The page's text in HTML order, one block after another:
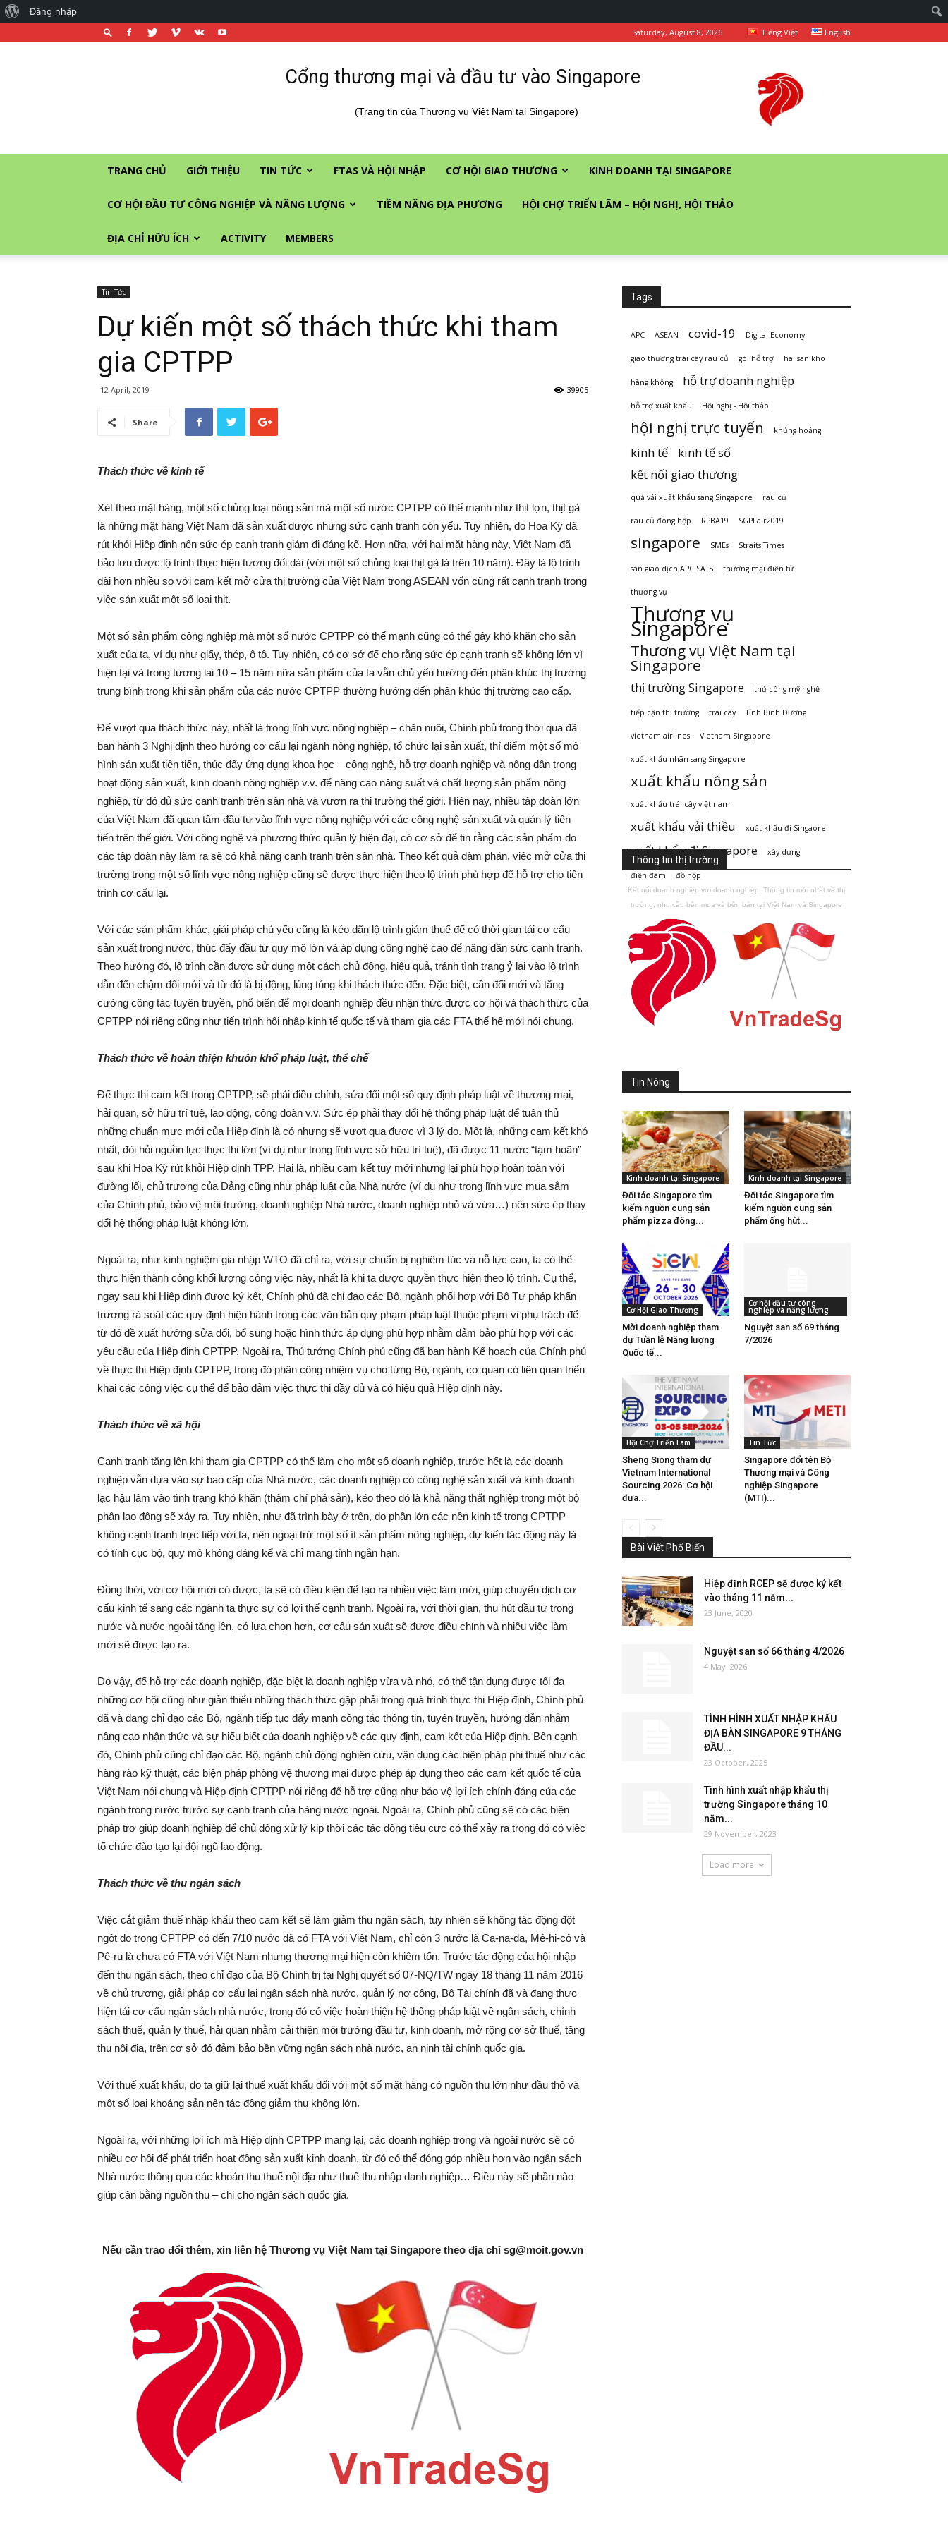
Saturday, August 8, 2026 Tiếng Việt English
vào
Singapore
Cổng thương mại và đầu tư vào Singapore
(Trang tin của Thương vụ Việt Nam tại Singapore)
TRANG CHỦ GIỚI THIỆU TIN TỨC FTAS VÀ HỘI NHẬP CƠ HỘI GIAO THƯƠNG KINH DOANH TẠI SINGAPORE
CƠ HỘI ĐẦU TƯ CÔNG NGHIỆP VÀ NĂNG LƯỢNG TIỀM NĂNG ĐỊA PHƯƠNG HỘI CHỢ TRIỂN LÃM – HỘI NGHỊ, HỘI THẢO
ĐỊA CHỈ HỮU ÍCH ACTIVITY MEMBERS
Tin Tức
Dự kiến một số thách thức khi tham
gia CPTPP
12 April, 2019 39905
Share
Thách thức về kinh tế
Xét theo mặt hàng, một số chủng loại nông sản mà một số nước CPTPP có thế mạnh như thịt lợn, thịt gà
là những mặt hàng Việt Nam đã sản xuất được nhưng sức cạnh tranh còn yếu. Tuy nhiên, do Hoa Kỳ đã
rút khỏi Hiệp định nên sức ép cạnh tranh giảm đi đáng kể. Hơn nữa, với hai mặt hàng này, Việt Nam đã
bảo lưu được lộ trình thực hiện tương đối dài (với một số chủng loại thịt gà là trên 10 năm). Đây là lộ trình
dài hơn nhiều so với cam kết mở cửa thị trường của Việt Nam trong ASEAN vốn cũng rất cạnh tranh trong
việc sản xuất một số loại thịt.
Một số sản phẩm công nghiệp mà một số nước CPTPP có thế mạnh cũng có thể gây khó khăn cho sản
xuất của ta, ví dụ như giấy, thép, ô tô. Tuy nhiên, có cơ sở để cho rằng sức ép cạnh tranh sẽ không lớn vì
hiện tại và trong tương lai 10 – 15 năm nữa sản phẩm của ta vẫn chủ yếu hướng đến phân khúc thị trường
trung bình trong khi sản phẩm của các nước CPTPP thường hướng đến phân khúc thị trường cao cấp.
Để vượt qua thách thức này, nhất là trong lĩnh vực nông nghiệp – chăn nuôi, Chính phủ trong thời qua đã
ban hành 3 Nghị định theo hướng cơ cấu lại ngành nông nghiệp, tổ chức lại sản xuất, thí điểm một số mô
hình sản xuất tiên tiến, thúc đẩy ứng dụng khoa học – công nghệ, hỗ trợ doanh nghiệp và nông dân trong
hoạt động sản xuất, kinh doanh nông nghiệp v.v. để nâng cao năng suất và chất lượng sản phẩm nông
nghiệp, từ đó đủ sức cạnh tranh trên sân nhà và vươn ra thị trường thế giới. Hiện nay, nhiều tập đoàn lớn
của Việt Nam đã quan tâm đầu tư vào lĩnh vực nông nghiệp với các công nghệ sản xuất và quản lý tiên
tiến trên thế giới. Với công nghệ và phương thức quản lý hiện đại, có cơ sở để tin rằng các sản phẩm do
các tập đoàn này làm ra sẽ có khả năng cạnh tranh trên sân nhà. Theo kết quả đàm phán, việc mở cửa thị
trường trong một số lĩnh vực nông nghiệp cũng sẽ được thực hiện theo lộ trình phù hợp để hỗ trợ cho tiến
trình cơ cấu lại.
Với các sản phẩm khác, giải pháp chủ yếu cũng là kéo dãn lộ trình giảm thuế để có thời gian tái cơ cấu
sản xuất trong nước, thúc đẩy đầu tư quy mô lớn và áp dụng công nghệ cao để nâng dần sức cạnh tranh.
Theo hướng đó, lộ trình cần được sử dụng một cách chủ động, hiệu quả, tránh tình trạng ỷ lại vào lộ trình
dẫn đến chậm đổi mới và từ đó là bị động, lúng túng khi thách thức đến. Đặc biệt, cần đổi mới và tăng
cường công tác tuyên truyền, phổ biến để mọi doanh nghiệp đều nhận thức được cơ hội và thách thức của
CPTPP nói riêng cũng như tiến trình hội nhập kinh tế quốc tế và tham gia các FTA thế hệ mới nói chung.
Thách thức về hoàn thiện khuôn khổ pháp luật, thể chế
Để thực thi cam kết trong CPTPP, sẽ phải điều chỉnh, sửa đổi một số quy định pháp luật về thương mại,
hải quan, sở hữu trí tuệ, lao động, công đoàn v.v. Sức ép phải thay đổi hệ thống pháp luật để tuân thủ
những chuẩn mực mới của Hiệp định là có nhưng sẽ vượt qua được vì 3 lý do. Một là, những cam kết khó
nhất, đòi hỏi nguồn lực thực thi lớn (ví dụ như trong lĩnh vực sở hữu trí tuệ), đã được 11 nước “tạm hoãn”
sau khi Hoa Kỳ rút khỏi Hiệp định TPP. Hai là, nhiều cam kết tuy mới nhưng lại phù hợp hoàn toàn với
đường lối, chủ trương của Đảng cũng như pháp luật của Nhà nước (ví dụ như trong lĩnh vực mua sắm
của Chính phủ, bảo vệ môi trường, doanh nghiệp Nhà nước, doanh nghiệp nhỏ và vừa…) nên sức ép thay
đổi hệ thống pháp luật không lớn.
Ngoài ra, như kinh nghiệm gia nhập WTO đã chỉ ra, với sự chuẩn bị nghiêm túc và nỗ lực cao, ta có thể
thực hiện thành công khối lượng công việc này, nhất là khi ta được quyền thực hiện theo lộ trình. Cụ thể,
ngay sau khi Hiệp định được ký kết, Chính phủ đã chỉ đạo các Bộ, ngành phối hợp với Bộ Tư pháp khẩn
trương rà soát các quy định hiện hành trong các văn bản quy phạm pháp luật thuộc phạm vi phụ trách để
từ đó đề xuất hướng sửa đổi, bổ sung hoặc hình thức áp dụng phù hợp nhằm đảm bảo phù hợp với các
yêu cầu của Hiệp định CPTPP. Ngoài ra, Thủ tướng Chính phủ cũng đã ban hành Kế hoạch của Chính phủ
về thực thi Hiệp định CPTPP, trong đó phân công nhiệm vụ cho từng Bộ, ngành, cơ quan có liên quan triển
khai các công việc cụ thể để bảo đảm việc thực thi đầy đủ và có hiệu quả Hiệp định này.
Thách thức về xã hội
Cạnh tranh tăng lên khi tham gia CPTPP có thể làm cho một số doanh nghiệp, trước hết là các doanh
nghiệp vẫn dựa vào sự bao cấp của Nhà nước, các doanh nghiệp có công nghệ sản xuất và kinh doanh
lạc hậu lâm vào tình trạng khó khăn (thậm chí phá sản), kéo theo đó là khả năng thất nghiệp trong một bộ
phận lao động sẽ xảy ra. Tuy nhiên, như đã trình bày ở trên, do phần lớn các nền kinh tế trong CPTPP
không cạnh tranh trực tiếp với ta, nên ngoại trừ một số ít sản phẩm nông nghiệp, dự kiến tác động này là
có tính cục bộ, quy mô không đáng kể và chỉ mang tính ngắn hạn.
Đồng thời, với cơ hội mới có được, ta sẽ có điều kiện để tạo ra nhiều việc làm mới, giúp chuyển dịch cơ
cấu kinh tế sang các ngành ta thực sự có lợi thế cạnh tranh. Ngoài ra, với thời gian, thu hút đầu tư trong
nước và nước ngoài tăng lên, có lựa chọn hơn, cơ cấu sản xuất sẽ được điều chỉnh và nhiều việc làm
mới sẽ được tạo ra.
Do vậy, để hỗ trợ các doanh nghiệp, đặc biệt là doanh nghiệp vừa và nhỏ, có thể tận dụng được tối đa
những cơ hội cũng như giản thiểu những thách thức gặp phải trong quá trình thực thi Hiệp định, Chính phủ
đã và đang chỉ đạo các Bộ, ngành tiếp tục đẩy mạnh công tác thông tin, tuyên truyền, hướng dẫn nhằm
nâng cao nhận thức và sự hiểu biết của doanh nghiệp về các quy định, cam kết của Hiệp định. Bên cạnh
đó, Chính phủ cũng chỉ đạo các Bộ, ngành chủ động nghiên cứu, vận dụng các biện pháp phi thuế như các
hàng rào kỹ thuật, các biện pháp phòng vệ thương mại được phép áp dụng theo các cam kết quốc tế của
Việt Nam nói chung và Hiệp định CPTPP nói riêng để hỗ trợ cũng như bảo vệ lợi ích chính đáng của các
ngành trong nước trước sự cạnh tranh của hàng nước ngoài. Ngoài ra, Chính phủ cũng sẽ có các biện
pháp trợ giúp doanh nghiệp để chủ động xử lý kịp thời các tác động tiêu cực có thể xảy ra trong đó có việc
tổ chức đào tạo lại đội ngũ lao động.
Thách thức về thu ngân sách
Việc cắt giảm thuế nhập khẩu theo cam kết sẽ làm giảm thu ngân sách, tuy nhiên sẽ không tác động đột
ngột do trong CPTPP có đến 7/10 nước đã có FTA với Việt Nam, chỉ còn 3 nước là Ca-na-đa, Mê-hi-cô và
Pê-ru là chưa có FTA với Việt Nam nhưng thương mại hiện còn khiêm tốn. Trước tác động của hội nhập
đến thu ngân sách, theo chỉ đạo của Bộ Chính trị tại Nghị quyết số 07-NQ/TW ngày 18 tháng 11 năm 2016
về chủ trương, giải pháp cơ cấu lại ngân sách nhà nước, quản lý nợ công, Bộ Tài chính đã và đang thực
hiện tái cơ cấu ngân sách nhà nước, trong đó có việc hoàn thiện hệ thống pháp luật về ngân sách, chính
sách thuế, quản lý thuế, hải quan nhằm cải thiện môi trường đầu tư, kinh doanh, mở rộng cơ sở thuế, tăng
thu nội địa, trên cơ sở đó đảm bảo bền vững ngân sách nhà nước, an ninh tài chính quốc gia.
Với thuế xuất khẩu, do ta giữ lại thuế xuất khẩu đối với một số mặt hàng có nguồn thu lớn như dầu thô và
một số loại khoáng sản nên tác động giảm thu không lớn.
Ngoài ra, với những lợi ích mà Hiệp định CPTPP mang lại, các doanh nghiệp trong và ngoài nước sẽ có
nhiều cơ hội để phát triển hoạt động sản xuất kinh doanh, từ đó có thể đóng góp nhiều hơn vào ngân sách
Nhà nước thông qua các khoản thu thuế nội địa như thuế thu nhập danh nghiệp… Điều này sẽ phần nào
giúp cân bằng nguồn thu – chi cho ngân sách quốc gia.
Nếu cần trao đổi thêm, xin liên hệ Thương vụ Việt Nam tại Singapore theo địa chỉ sg@moit.gov.vn
Tags
APC ASEAN covid-19 Digital Economy
giao thương trái cây rau củ gói hỗ trợ hai san kho
hàng không hỗ trợ doanh nghiệp
hỗ trợ xuất khẩu Hội nghị - Hội thảo
hội nghị trực tuyến khủng hoảng
kinh tế
kinh tế số
kết nối giao thương
quả vải xuất khẩu sang Singapore rau củ
rau củ đóng hộp RPBA19 SGPFair2019
singapore SMEs Straits Times
sàn giao dịch APC SATS thương mại điện tử
thương vụ
Thương vụ
Singapore
Thương vụ Việt Nam tại
Singapore
thị trường Singapore thủ công mỹ nghệ
tiếp cận thị trường trái cây Tỉnh Bình Dương
vietnam airlines Vietnam Singapore
xuất khẩu nhãn sang Singapore
xuất khẩu nông sản
xuất khẩu trái cây việt nam
xuất khẩu vải thiều xuất khẩu đi Singaore
xuất khẩu đi Singapore xây dựng
điện đàm đồ hộp
Thông tin thị trường
Kết nối doanh nghiệp với doanh nghiệp. Thông tin mới nhất về thị
trường, nhu cầu bên mua và bên bán tại Việt Nam và Singapore
Tin Nóng
Kinh doanh tại Singapore
Đối tác Singapore tìm
kiếm nguồn cung sản
phẩm pizza đông...
Kinh doanh tại Singapore
Đối tác Singapore tìm
kiếm nguồn cung sản
phẩm ống hút...
Cơ Hội Giao Thương
Mời doanh nghiệp tham
dự Tuần lễ Năng lượng
Quốc tế...
Cơ hội đầu tư công
nghiệp và năng lượng
Nguyệt san số 69 tháng
7/2026
Hội Chợ Triển Lãm
Sheng Siong tham dự
Vietnam International
Sourcing 2026: Cơ hội
đưa...
Tin Tức
Singapore đổi tên Bộ
Thương mại và Công
nghiệp Singapore
(MTI)...
Bài Viết Phổ Biến
Hiệp định RCEP sẽ được ký kết
vào tháng 11 năm...
23 June, 2020
Nguyệt san số 66 tháng 4/2026
4 May, 2026
TÌNH HÌNH XUẤT NHẬP KHẨU
ĐỊA BÀN SINGAPORE 9 THÁNG
ĐẦU...
23 October, 2025
Tình hình xuất nhập khẩu thị
trường Singapore tháng 10
năm...
29 November, 2023
Load more
About
Đăng nhập